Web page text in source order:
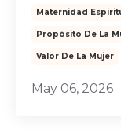
Maternidad
Propósito De La
Valor De La Mujer
May 06, 2026